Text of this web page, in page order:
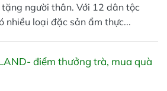
người thân. Với 12 dân tộc
nhiều loại đặc sản ẩm thực...